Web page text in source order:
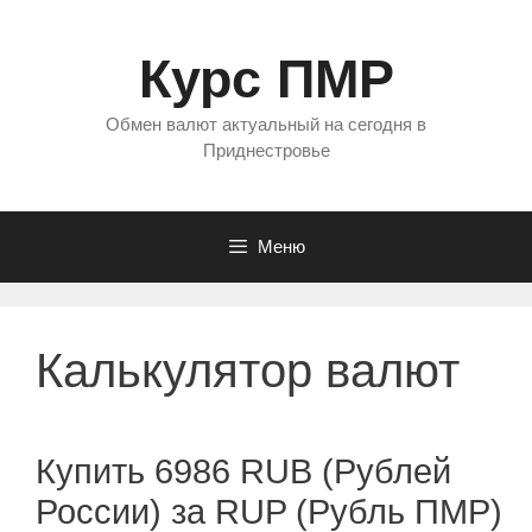
Курс ПМР
Обмен валют актуальный на сегодня в
Приднестровье
Меню
Калькулятор валют
Купить 6986 RUB (Рублей
России) за RUP (Рубль ПМР)